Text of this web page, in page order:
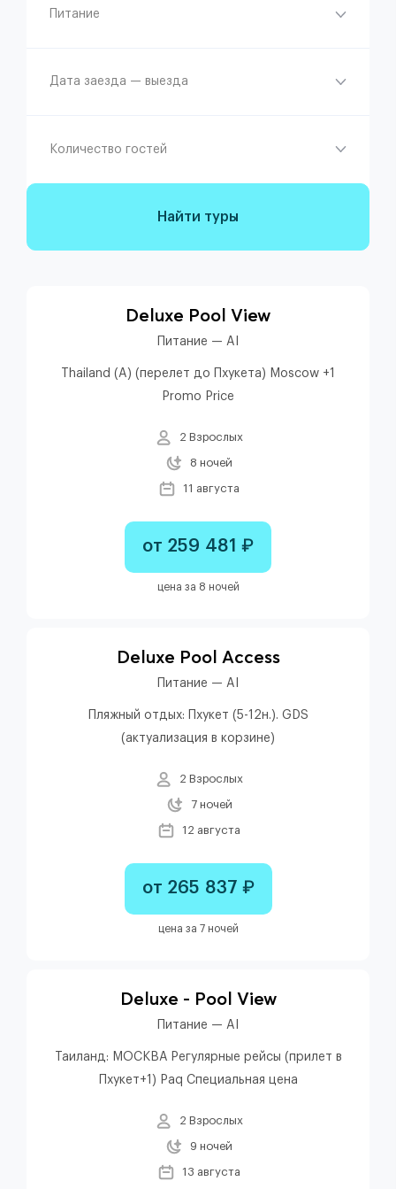
Питание
Дата заезда — выезда
Количество гостей
Найти туры
Deluxe Pool View
Питание — AI
Thailand (A) (перелет до Пхукета) Moscow +1
Promo Price
2 Взрослых
8 ночей
11 августа
от 259 481 ₽
цена за 8 ночей
Deluxe Pool Access
Питание — AI
Пляжный отдых: Пхукет (5-12н.). GDS
(актуализация в корзине)
2 Взрослых
7 ночей
12 августа
от 265 837 ₽
цена за 7 ночей
Deluxe - Pool View
Питание — AI
Таиланд: МОСКВА Регулярные рейсы (прилет в
Пхукет+1) Paq Специальная цена
2 Взрослых
9 ночей
13 августа